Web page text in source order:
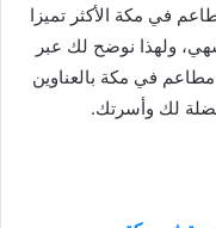
في مكة الأكثر تميزا
ولهذا نوضح لك عبر
رحلتنا لليوم في السطور التالية أفضل 4 مطاعم في مكة بالعناوين
لك وأسرتك.